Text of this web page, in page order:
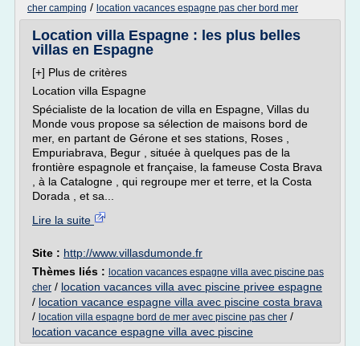
cher camping / location vacances espagne pas cher bord mer
Location villa Espagne : les plus belles
villas en Espagne
[+] Plus de critères
Location villa Espagne
Spécialiste de la location de villa en Espagne, Villas du
Monde vous propose sa sélection de maisons bord de
mer, en partant de Gérone et ses stations, Roses ,
Empuriabrava, Begur , située à quelques pas de la
frontière espagnole et française, la fameuse Costa Brava
, à la Catalogne , qui regroupe mer et terre, et la Costa
Dorada , et sa...
Lire la suite
Site : http://www.villasdumonde.fr
Thèmes liés : location vacances espagne villa avec piscine pas
cher / location vacances villa avec piscine privee espagne
/ location vacance espagne villa avec piscine costa brava
/ location villa espagne bord de mer avec piscine pas cher /
location vacance espagne villa avec piscine